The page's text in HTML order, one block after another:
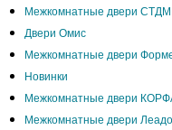
Межкомнатные двери СТДМ
Двери Омис
Межкомнатные двери
Новинки
Межкомнатные двери
Межкомнатные двери